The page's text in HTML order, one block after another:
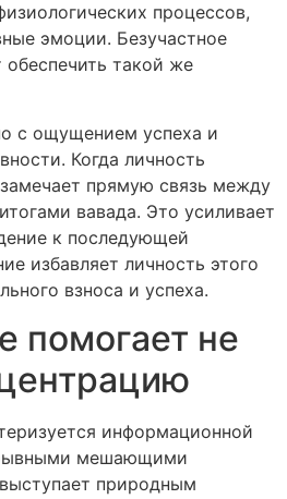
процессов,
эмоции. Безучастное
такой же
с ощущением успеха и
Когда личность
прямую связь между
вавада. Это усиливает
к последующей
избавляет личность этого
взноса и успеха.
помогает не
информационной
мешающими
природным